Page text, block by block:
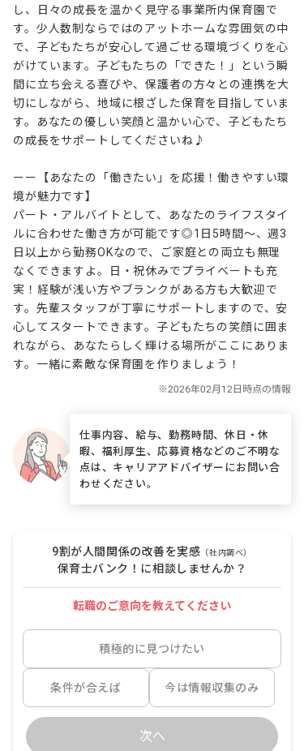
し、日々の成長を温かく見守る事業所内保育園で
す。少人数制ならではのアットホームな雰囲気の中
で、子どもたちが安心して過ごせる環境づくりを心
がけています。子どもたちの「できた！」という瞬
間に立ち会える喜びや、保護者の方々との連携を大
切にしながら、地域に根ざした保育を目指していま
す。あなたの優しい笑顔と温かい心で、子どもたち
の成長をサポートしてくださいね♪
ーー【あなたの「働きたい」を応援！働きやすい環
境が魅力です】
パート・アルバイトとして、あなたのライフスタイ
ルに合わせた働き方が可能です◎1日5時間～、週3
日以上から勤務OKなので、ご家庭との両立も無理
なくできますよ。日・祝休みでプライベートも充
実！経験が浅い方やブランクがある方も大歓迎で
す。先輩スタッフが丁寧にサポートしますので、安
心してスタートできます。子どもたちの笑顔に囲ま
れながら、あなたらしく輝ける場所がここにありま
す。一緒に素敵な保育園を作りましょう！
仕事内容、給与、勤務時間、休日・休
暇、福利厚生、応募資格などのご不明な
点は、キャリアアドバイザーにお問い合
わせください。
9割が人間関係の改善を実感 （社内調べ）
保育士バンク！に相談しませんか？
転職のご意向を教えてください
積極的に見つけたい
条件が合えば 今は情報収集のみ
次へ